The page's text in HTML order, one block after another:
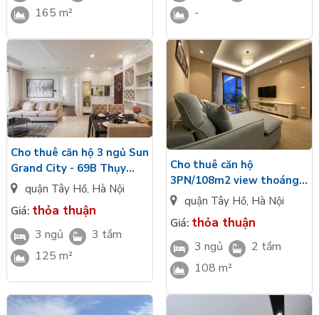
165 m²
-
Cho thuê căn hộ 3 ngủ Sun
Grand City - 69B Thụy
Khuê, Tây Hồ
quận Tây Hồ, Hà Nội
Giá: thỏa thuận
3 ngủ
3 tắm
125 m²
Cho thuê căn hộ
3PN/108m2 view thoáng
tầng cao tại S2A Sun
Grand City
quận Tây Hồ, Hà Nội
Giá: thỏa thuận
3 ngủ
2 tắm
108 m²